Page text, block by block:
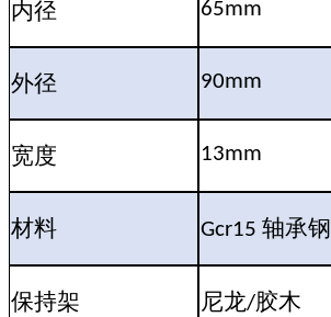
内径 65mm
外径 90mm
宽度 13mm
材料 Gcr15轴承钢
保持架 尼龙/胶木